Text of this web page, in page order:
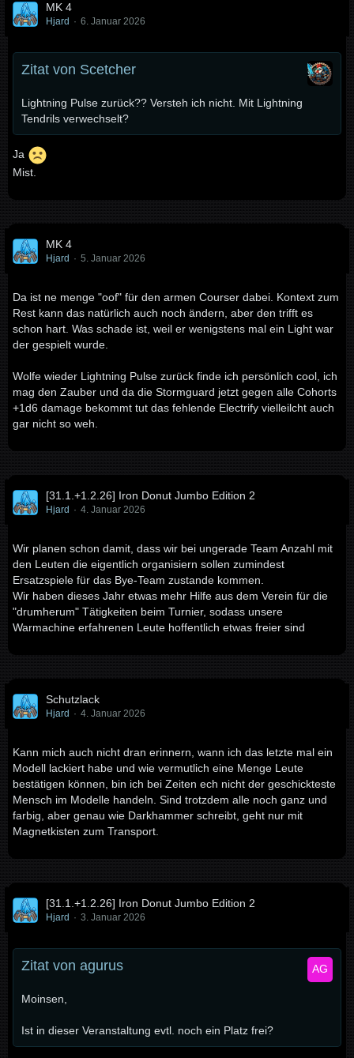
MK 4
Hjard 6. Januar 2026
Zitat von Scetcher
Lightning Pulse zurück?? Versteh ich nicht. Mit Lightning
Tendrils verwechselt?
Ja
Mist.
MK 4
Hjard 5. Januar 2026
Da ist ne menge "oof" für den armen Courser dabei. Kontext zum
Rest kann das natürlich auch noch ändern, aber den trifft es
schon hart. Was schade ist, weil er wenigstens mal ein Light war
der gespielt wurde.
Wolfe wieder Lightning Pulse zurück finde ich persönlich cool, ich
mag den Zauber und da die Stormguard jetzt gegen alle Cohorts
+1d6 damage bekommt tut das fehlende Electrify vielleilcht auch
gar nicht so weh.
[31.1.+1.2.26] Iron Donut Jumbo Edition 2
Hjard 4. Januar 2026
Wir planen schon damit, dass wir bei ungerade Team Anzahl mit
den Leuten die eigentlich organisiern sollen zumindest
Ersatzspiele für das Bye-Team zustande kommen.
Wir haben dieses Jahr etwas mehr Hilfe aus dem Verein für die
"drumherum" Tätigkeiten beim Turnier, sodass unsere
Warmachine erfahrenen Leute hoffentlich etwas freier sind
Schutzlack
Hjard 4. Januar 2026
Kann mich auch nicht dran erinnern, wann ich das letzte mal ein
Modell lackiert habe und wie vermutlich eine Menge Leute
bestätigen können, bin ich bei Zeiten ech nicht der geschickteste
Mensch im Modelle handeln. Sind trotzdem alle noch ganz und
farbig, aber genau wie Darkhammer schreibt, geht nur mit
Magnetkisten zum Transport.
[31.1.+1.2.26] Iron Donut Jumbo Edition 2
Hjard 3. Januar 2026
Zitat von agurus
Moinsen,
Ist in dieser Veranstaltung evtl. noch ein Platz frei?